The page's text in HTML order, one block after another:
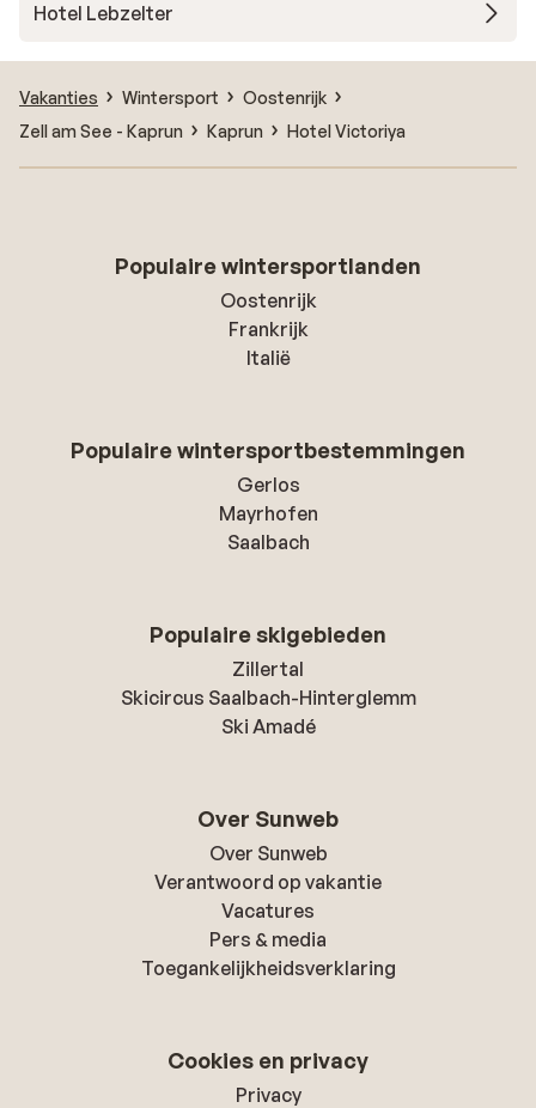
Hotel Lebzelter
Vakanties Wintersport
Oostenrijk
Zell am See - Kaprun
Kaprun Hotel Victoriya
Populaire wintersportlanden
Oostenrijk
Frankrijk
Italië
Populaire wintersportbestemmingen
Gerlos
Mayrhofen
Saalbach
Populaire skigebieden
Zillertal
Skicircus Saalbach-Hinterglemm
Ski Amadé
Over Sunweb
Over Sunweb
Verantwoord op vakantie
Vacatures
Pers & media
Toegankelijkheidsverklaring
Cookies en privacy
Privacy